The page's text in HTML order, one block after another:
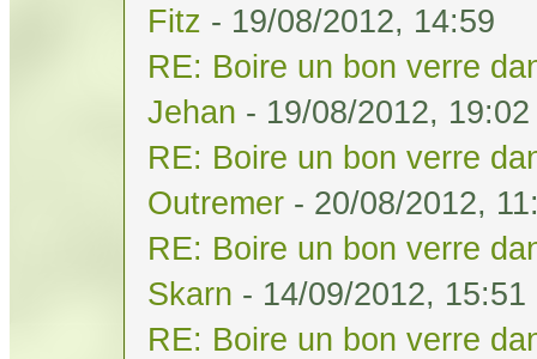
Fitz - 19/08/2012, 14:59
RE: Boire un bon verre
Jehan - 19/08/2012, 19:02
RE: Boire un bon verre
Outremer - 20/08/2012,
RE: Boire un bon verre
Skarn - 14/09/2012, 15:51
RE: Boire un bon verre